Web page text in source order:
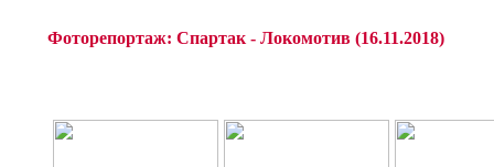
Фоторепортаж: Спартак - Локомотив (16.11.2018)